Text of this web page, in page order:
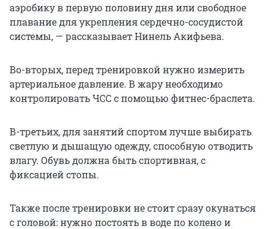
аэробику в первую половину дня или свободное
плавание для укрепления сердечно-сосудистой
системы, — рассказывает Нинель Акифьева.
Во-вторых, перед тренировкой нужно измерить
артериальное давление. В жару необходимо
контролировать ЧСС с помощью фитнес-браслета.
В-третьих, для занятий спортом лучше выбирать
светлую и дышащую одежду, способную отводить
влагу. Обувь должна быть спортивная, с
фиксацией стопы.
Также после тренировки не стоит сразу окунаться
с головой: нужно постоять в воде по колено и